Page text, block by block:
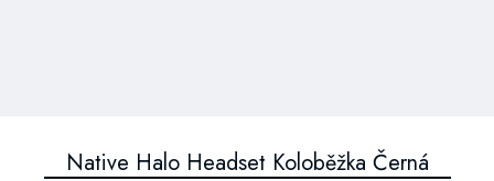
Native Halo Headset Koloběžka Černá